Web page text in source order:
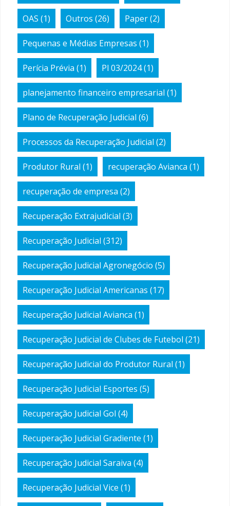
OAS (1) Outros (26) Paper(2)
Pequenas e Médias Empresas (1)
Perícia Prévia (1) Pl 03/2024(1)
planejamento financeiro empresarial (1)
Plano de Recuperação Judicial (6)
Processos da Recuperação Judicial (2)
Produtor Rural (1) recuperação Avianca (1)
recuperação de empresa (2)
Recuperação Extrajudicial (3)
Recuperação Judicial (312)
Recuperação Judicial Agronegócio (5)
Recuperação Judicial Americanas (17)
Recuperação Judicial Avianca (1)
Recuperação Judicial de Clubes de Futebol (21)
Recuperação Judicial do Produtor Rural (1)
Recuperação Judicial Esportes (5)
Recuperação Judicial Gol (4)
Recuperação Judicial Gradiente (1)
Recuperação Judicial Saraiva (4)
Recuperação Judicial Vice (1)